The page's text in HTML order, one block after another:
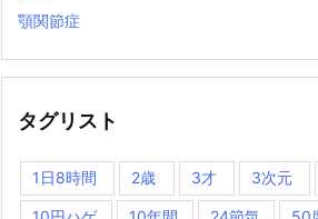
顎関節症
タグリスト
1日8時間 2歳 3才 3次元